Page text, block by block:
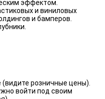
эффектом.
и виниловых
и бамперов.
розничные цены).
войти под своим